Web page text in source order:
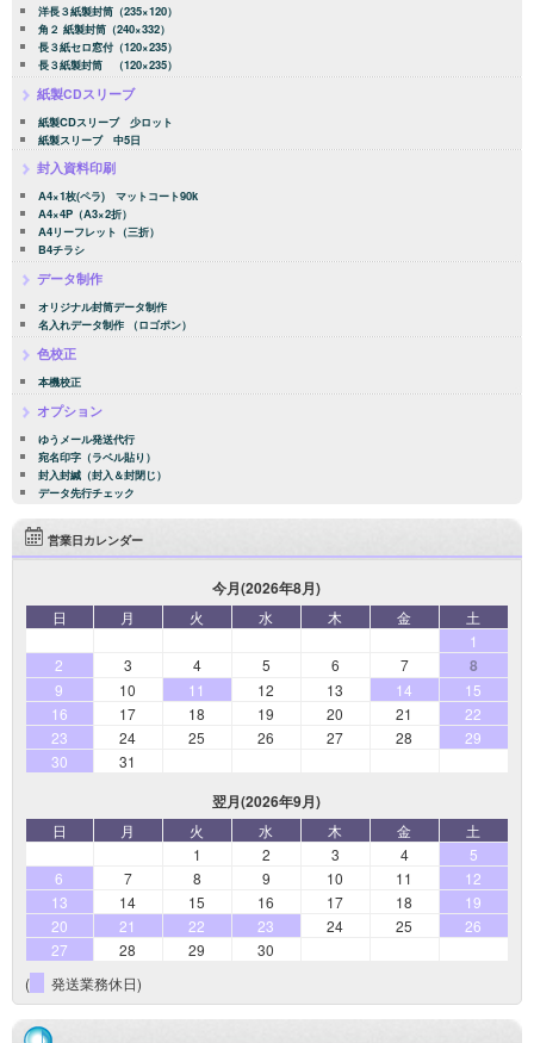
洋長３紙製封筒（235×120）
角２ 紙製封筒（240×332）
長３紙セロ窓付（120×235）
長３紙製封筒 （120×235）
紙製CDスリーブ
紙製CDスリーブ 少ロット
紙製スリーブ 中5日
封入資料印刷
A4×1枚(ペラ) マットコート90k
A4×4P（A3×2折）
A4リーフレット（三折）
B4チラシ
データ制作
オリジナル封筒データ制作
名入れデータ制作 （ロゴポン）
色校正
本機校正
オプション
ゆうメール発送代行
宛名印字（ラベル貼り）
封入封緘（封入＆封閉じ）
データ先行チェック
営業日カレンダー
今月(2026年8月)
日 月 火 水 木 金
土
1
2
3 4 5 6 7 8
9 10 11 12 13 14
15
16
17 18 19 20 21
22
23
24 25 26 27 28
29
30
31
翌月(2026年9月)
日 月 火 水 木 金
土
1
2 3 4
5
6
7 8 9 10 11
12
13
14 15 16 17 18
19
20
21 22 23 24 25
26
27
28 29
30
(
発送業務休日)